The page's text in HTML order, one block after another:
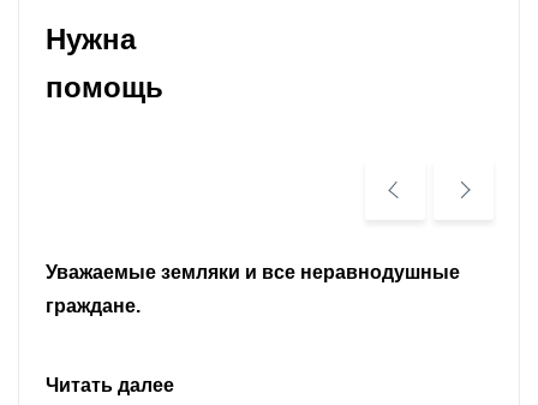
Нужна
помощь
Уважаемые земляки и все неравнодушные
граждане.
Читать далее